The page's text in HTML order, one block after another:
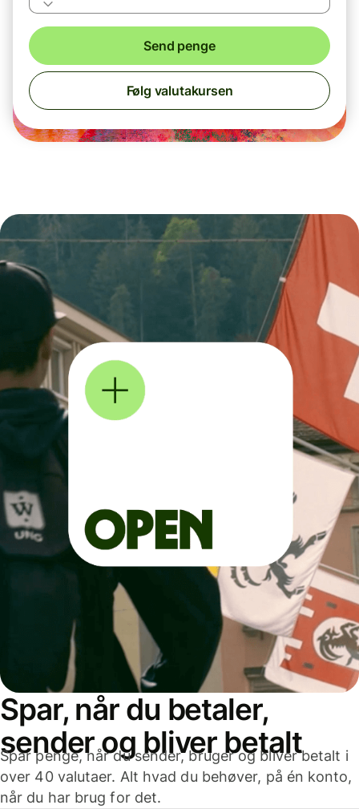
Send penge
Følg valutakursen
Spar, når du betaler,
sender og bliver betalt
Spar penge, når du sender, bruger og bliver betalt i
over 40 valutaer. Alt hvad du behøver, på én konto,
når du har brug for det.